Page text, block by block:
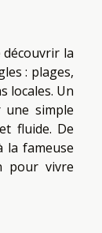
découvrir la
: plages,
locales. Un
simple
fluide. De
la fameuse
pour vivre